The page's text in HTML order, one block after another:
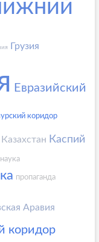
Грузия
Евразийский
коридор
Казахстан Каспий
наука
пропаганда
Аравия
коридор